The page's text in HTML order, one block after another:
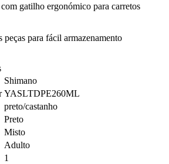
gatilho ergonómico para carretos
peças para fácil armazenamento
Shimano
YASLTDPE260ML
preto/castanho
Preto
Misto
Adulto
1